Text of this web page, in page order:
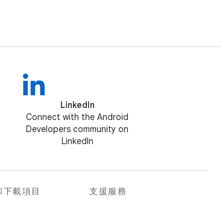
LinkedIn
Connect with the Android
Developers community on
LinkedIn
載項目 支援服務